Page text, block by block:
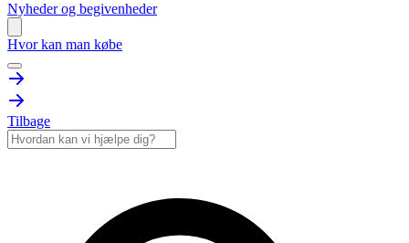
Nyheder og begivenheder
Hvor kan man købe
Tilbage